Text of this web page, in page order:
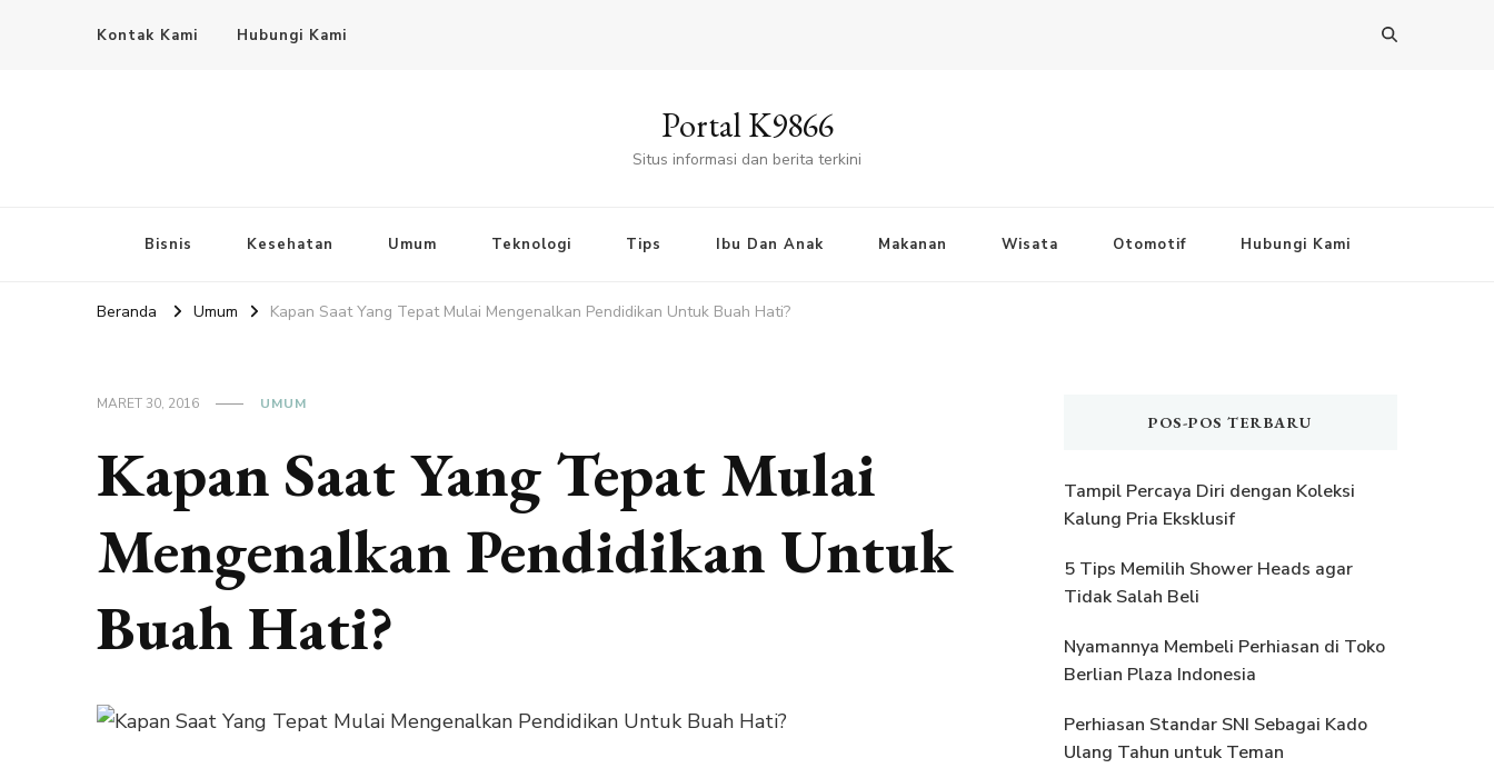
Kontak Kami Hubungi Kami
Portal K9866
Situs informasi dan berita terkini
Bisnis Kesehatan Umum Teknologi Tips Ibu Dan Anak Makanan Wisata Otomotif Hubungi Kami
Beranda Umum Kapan Saat Yang Tepat Mulai Mengenalkan Pendidikan Untuk Buah Hati?
MARET 30, 2016 UMUM
Kapan Saat Yang Tepat Mulai
Mengenalkan Pendidikan Untuk
Buah Hati?
POS-POS TERBARU
Tampil Percaya Diri dengan Koleksi
Kalung Pria Eksklusif
5 Tips Memilih Shower Heads agar
Tidak Salah Beli
Nyamannya Membeli Perhiasan di Toko
Berlian Plaza Indonesia
Perhiasan Standar SNI Sebagai Kado
Ulang Tahun untuk Teman